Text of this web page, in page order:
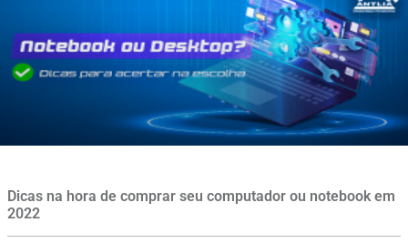
Dicas na hora de comprar seu computador ou notebook em
2022